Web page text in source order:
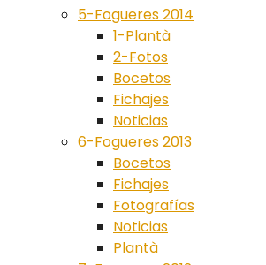
5-Fogueres 2014
1-Plantà
2-Fotos
Bocetos
Fichajes
Noticias
6-Fogueres 2013
Bocetos
Fichajes
Fotografías
Noticias
Plantà